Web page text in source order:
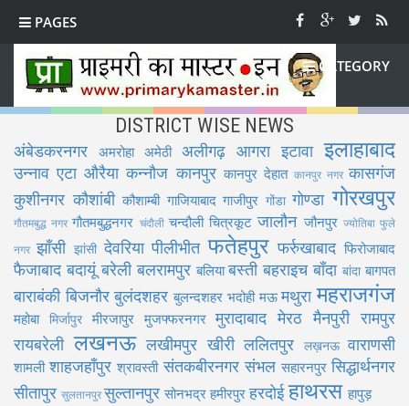
PAGES
CATEGORY
DISTRICT WISE NEWS
अंबेडकरनगर अमरोहा अमेठी अलीगढ़ आगरा इटावा इलाहाबाद
उन्नाव एटा औरैया कन्नौज कानपुर कानपुर देहात कानपुर नगर कासगंज
कुशीनगर कौशांबी कौशाम्बी गाजियाबाद गाजीपुर गोंडा गोण्डा गोरखपुर
गौतमबुद्ध नगर गौतमबुद्धनगर चंदौली चन्दौली चित्रकूट जालौन जौनपुर ज्योतिबा फुले
नगर झाँसी झांसी देवरिया पीलीभीत फतेहपुर फर्रुखाबाद फिरोजाबाद
फैजाबाद बदायूं बरेली बलरामपुर बलिया बस्ती बहराइच बाँदा बांदा बागपत
बाराबंकी बिजनौर बुलंदशहर बुलन्दशहर भदोही मऊ मथुरा महराजगंज
महोबा मिर्जापुर मीरजापुर मुजफ्फरनगर मुरादाबाद मेरठ मैनपुरी रामपुर
रायबरेली लखनऊ लखीमपुर खीरी ललितपुर लख़नऊ वाराणसी
शामली शाहजहाँपुर श्रावस्ती संतकबीरनगर संभल सहारनपुर सिद्धार्थनगर
सीतापुर सुलतानपुरसुल्तानपुर सोनभद्र हमीरपुर हरदोई हाथरस हापुड़